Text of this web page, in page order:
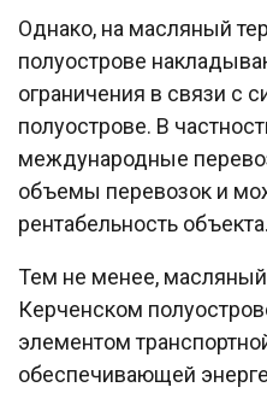
Однако, на масляный
полуострове
ограничения в связи с
полуострове. В
международные
объемы перевозок и
рентабельность объекта.
Тем не менее,
Керченском
элементом
обеспечивающей